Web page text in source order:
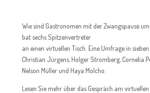
Wie sind Gastronomen mit der Zwangspause
bat sechs Spitzenvertreter
an einen virtuellen Tisch. Eine Umfrage in
Christian Jürgens, Holger Stromberg, Cornelia
Nelson Müller und Haya Molcho.
Lesen Sie mehr über das Gespräch am virtuellen